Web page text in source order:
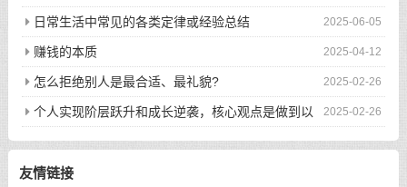
2025-06-05
日常生活中常见的各类定律或经验总结
2025-04-12
赚钱的本质
2025-02-26
怎么拒绝别人是最合适、最礼貌?
2025-02-26
个人实现阶层跃升和成长逆袭，核心观点是做到以
下八件事
友情链接